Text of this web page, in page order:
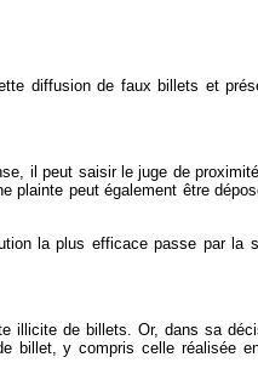
diffusion de faux billets et
il peut saisir le juge de
plainte peut également être
la plus efficace passe par la
illicite de billets. Or, dans sa
billet, y compris celle réalisée